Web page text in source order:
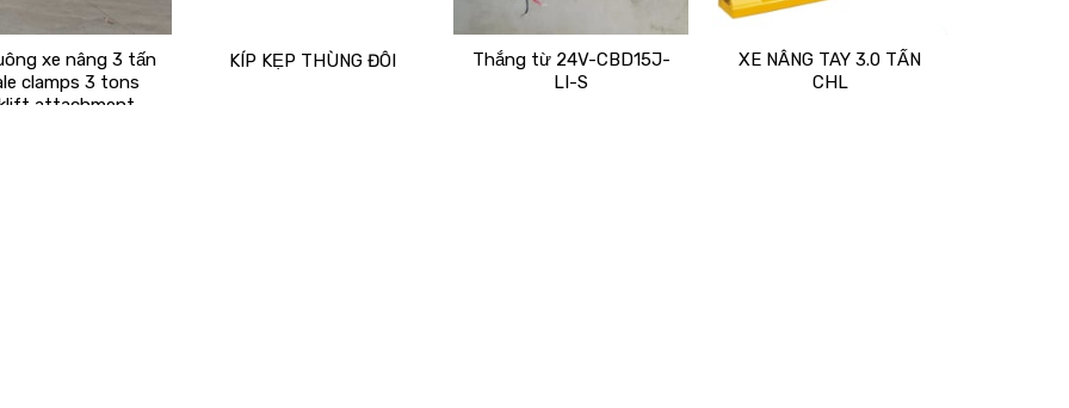
xe nâng 3 tấn
clamps 3 tons
attachment
KÍP KẸP THÙNG ĐÔI
Thắng từ 24V-CBD15J-
LI-S
XE NÂNG TAY 3.0 TẤN
CHL